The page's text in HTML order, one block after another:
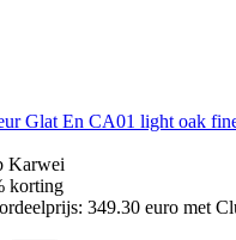
Glat En CA01 light oak
Karwei
korting
349.30 euro met